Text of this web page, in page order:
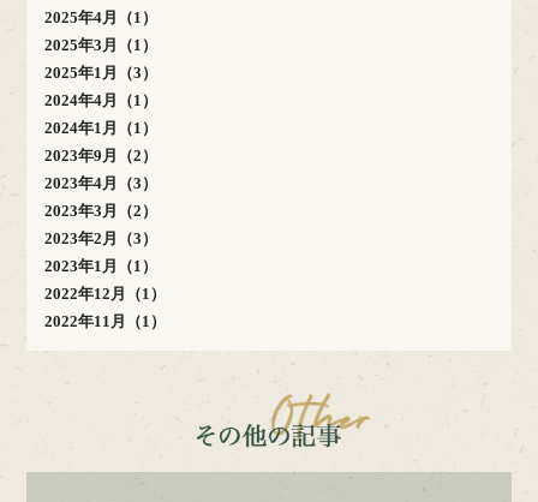
2025年4月（1）
2025年3月（1）
2025年1月（3）
2024年4月（1）
2024年1月（1）
2023年9月（2）
2023年4月（3）
2023年3月（2）
2023年2月（3）
2023年1月（1）
2022年12月（1）
2022年11月（1）